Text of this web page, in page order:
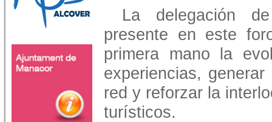
La delegación
presente en este
primera mano la
experiencias,
red y reforzar la
turísticos.